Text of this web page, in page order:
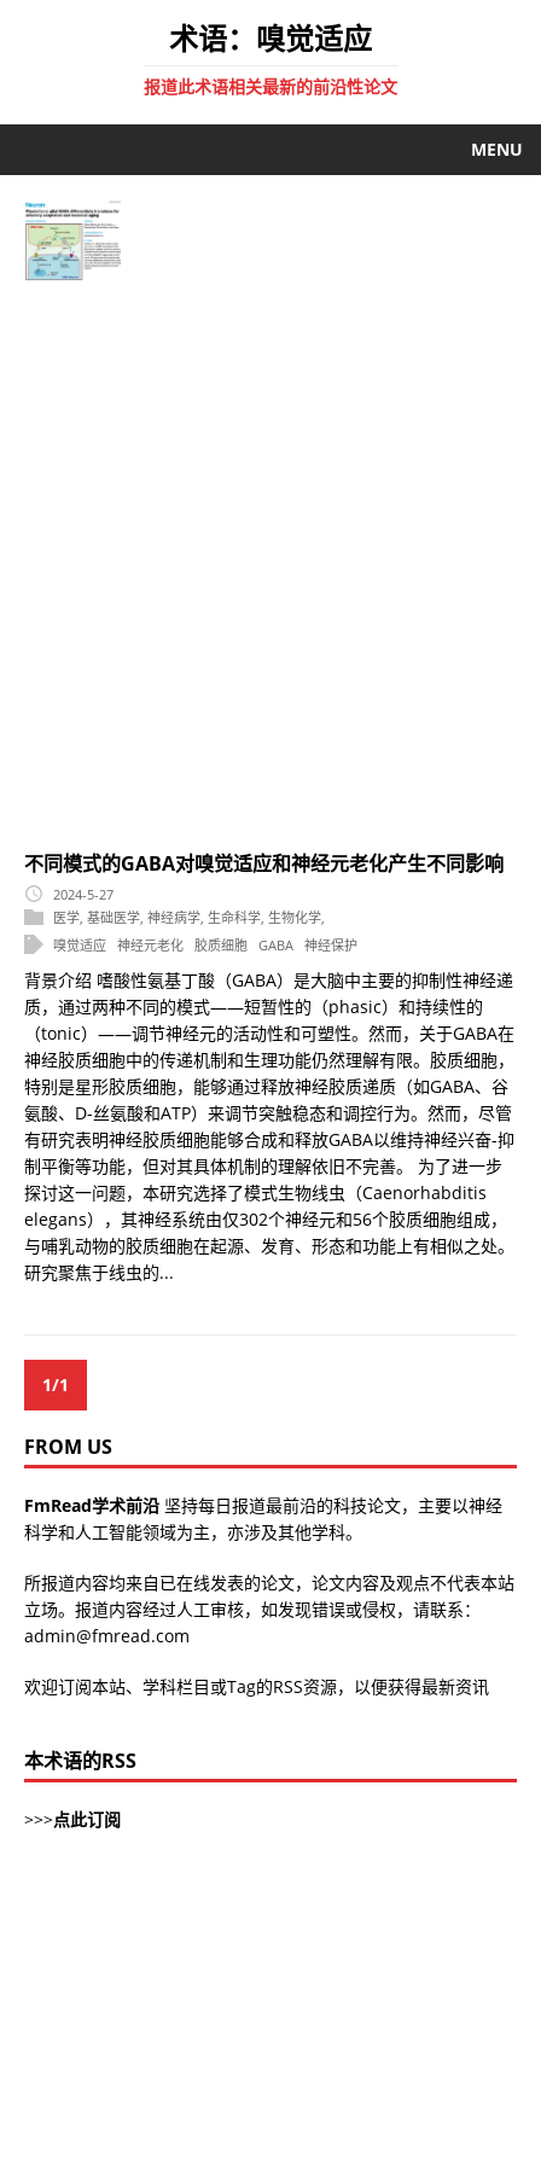
术语：嗅觉适应
报道此术语相关最新的前沿性论文
MENU
不同模式的GABA对嗅觉适应和神经元老化产生不同影响
2024-5-27
医学 基础医学 神经病学 生命科学 生物化学
嗅觉适应 神经元老化 胶质细胞 GABA 神经保护
背景介绍 嗜酸性氨基丁酸（GABA）是大脑中主要的抑制性神经递
质，通过两种不同的模式——短暂性的（phasic）和持续性的
（tonic）——调节神经元的活动性和可塑性。然而，关于GABA在
神经胶质细胞中的传递机制和生理功能仍然理解有限。胶质细胞，
特别是星形胶质细胞，能够通过释放神经胶质递质（如GABA、谷
氨酸、D-丝氨酸和ATP）来调节突触稳态和调控行为。然而，尽管
有研究表明神经胶质细胞能够合成和释放GABA以维持神经兴奋-抑
制平衡等功能，但对其具体机制的理解依旧不完善。 为了进一步
探讨这一问题，本研究选择了模式生物线虫（Caenorhabditis
elegans），其神经系统由仅302个神经元和56个胶质细胞组成，
与哺乳动物的胶质细胞在起源、发育、形态和功能上有相似之处。
研究聚焦于线虫的...
1/1
FROM US
FmRead学术前沿 坚持每日报道最前沿的科技论文，主要以神经
科学和人工智能领域为主，亦涉及其他学科。
所报道内容均来自已在线发表的论文，论文内容及观点不代表本站
立场。报道内容经过人工审核，如发现错误或侵权，请联系：
admin@fmread.com
欢迎订阅本站、学科栏目或Tag的RSS资源，以便获得最新资讯
本术语的RSS
>>>点此订阅